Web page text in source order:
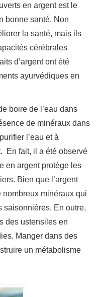
en argent est le
bonne santé. Non
la santé, mais ils
cérébrales
d’argent ont été
ayurvédiques en
boire de l’eau dans
de minéraux dans
l’eau et à
En fait, il a été observé
en argent protège les
Bien que l’argent
minéraux qui
saisonnières. En outre,
des ustensiles en
Manger dans des
un métabolisme